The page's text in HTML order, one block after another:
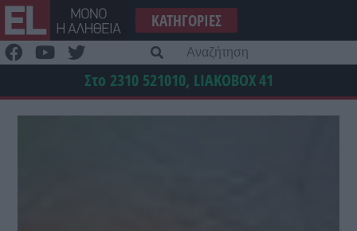
Μετάβαση
στο
περιεχόμενο
ΚΑΤΗΓΟΡΊΕΣ
Στο 2310 521010, LIAKOBOX41